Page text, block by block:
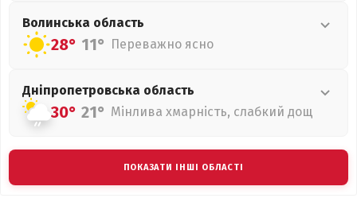
Волинська область
28° 11° Переважно ясно
Дніпропетровська область
30° 21° Мінлива хмарність, слабкий дощ
ПОКАЗАТИ ІНШІ ОБЛАСТІ